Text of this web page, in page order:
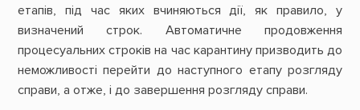
етапів, під час яких вчиняються дії, як правило, у
визначений строк. Автоматичне продовження
процесуальних строків на час карантину призводить до
неможливості перейти до наступного етапу розгляду
справи, а отже, і до завершення розгляду справи.